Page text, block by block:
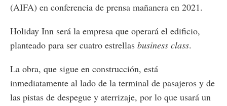
(AIFA) en conferencia de prensa mañanera en 2021.
Holiday Inn será la empresa que operará el edificio,
planteado para ser cuatro estrellas business class.
La obra, que sigue en construcción, está
inmediatamente al lado de la terminal de pasajeros y de
las pistas de despegue y aterrizaje, por lo que usará un